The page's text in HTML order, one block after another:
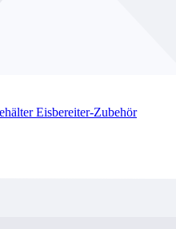
Eisbereiter-Zubehör